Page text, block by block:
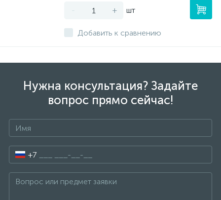
- + шт
Добавить к сравнению
Нужна консультация? Задайте
вопрос прямо сейчас!
+7